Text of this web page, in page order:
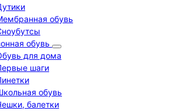
обувь
обувь
для дома
шаги
обувь
балетки